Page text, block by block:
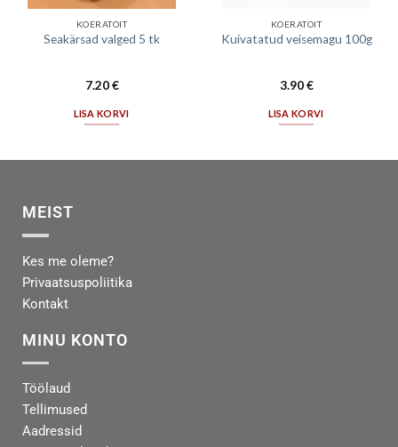
KOERATOIT
Seakärsad valged 5 tk
7.20€
LISA KORVI
KOERATOIT
Kuivatatud veisemagu 100g
3.90€
LISA KORVI
MEIST
Kes me oleme?
Privaatsuspoliitika
Kontakt
MINU KONTO
Töölaud
Tellimused
Aadressid